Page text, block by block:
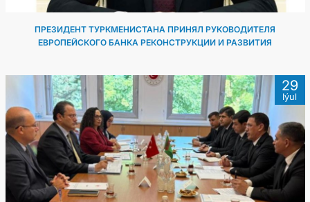
ПРЕЗИДЕНТ ТУРКМЕНИСТАНА ПРИНЯЛ РУКОВОДИТЕЛЯ
ЕВРОПЕЙСКОГО БАНКА РЕКОНСТРУКЦИИ И РАЗВИТИЯ
29
Iýul